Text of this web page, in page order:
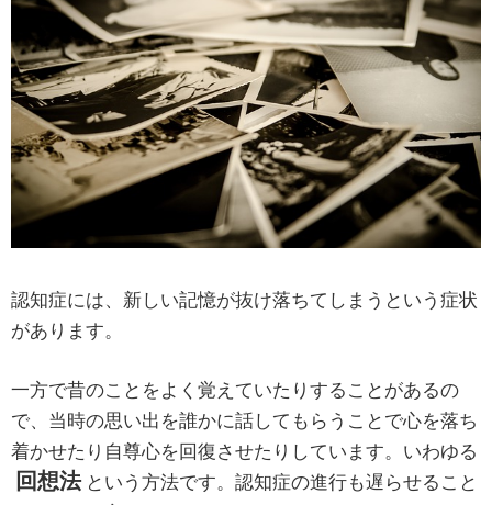
認知症には、新しい記憶が抜け落ちてしまうという症状
があります。
一方で昔のことをよく覚えていたりすることがあるの
で、当時の思い出を誰かに話してもらうことで心を落ち
着かせたり自尊心を回復させたりしています。いわゆる
回想法 という方法です。認知症の進行も遅らせること